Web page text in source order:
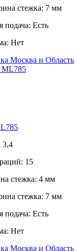
стежка: 7 мм
подача: Есть
Нет
Москва и Область
3,4
15
стежка: 4 мм
стежка: 7 мм
подача: Есть
Нет
Москва и Область